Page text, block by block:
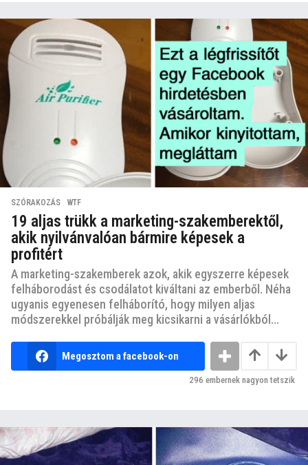
SZÓRAKOZÁS ,WTF
19 aljas trükk a marketing-szakemberektől,
akik nyilvánvalóan bármire képesek a
profitért
A marketing-szakemberek azok, akik egyszerre képesek
felháborodást és csodálatot kiváltani az emberből. Néha
ugyanis egyenesen felháborító, hogy milyen aljas
módszerekkel próbálják meg kicsikarni a vásárlókból...
Megosztom a facebook-on
296 embernek nagyon tetszik